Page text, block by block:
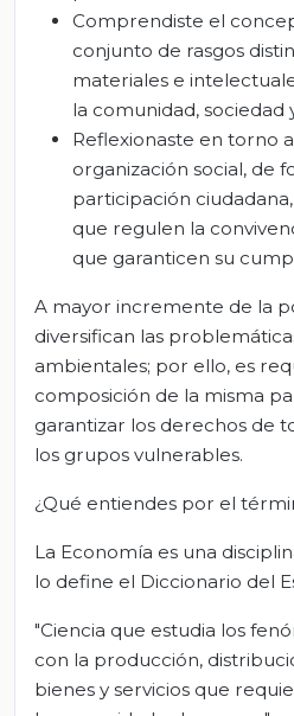
Comprendiste el
conjunto de rasgos
materiales e
la comunidad, sociedad
Reflexionaste en torno
organización social, de
participación
que regulen la
que garanticen su
A mayor incremente de la
diversifican las
ambientales; por ello, es
composición de la misma
garantizar los derechos de
los grupos vulnerables.
¿Qué entiendes por el
La Economía es una
lo define el Diccionario del
"Ciencia que estudia los
con la producción,
bienes y servicios que